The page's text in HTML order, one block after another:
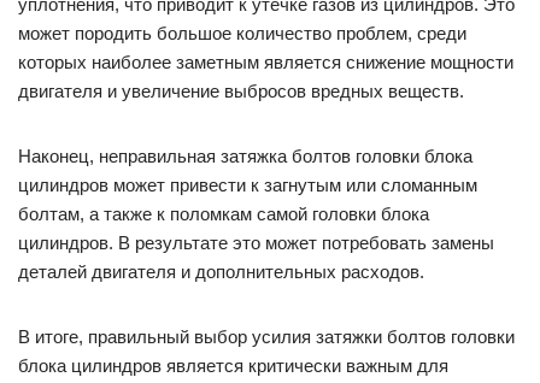
уплотнения, что приводит к утечке газов из цилиндров. Это
может породить большое количество проблем, среди
которых наиболее заметным является снижение мощности
двигателя и увеличение выбросов вредных веществ.
Наконец, неправильная затяжка болтов головки блока
цилиндров может привести к загнутым или сломанным
болтам, а также к поломкам самой головки блока
цилиндров. В результате это может потребовать замены
деталей двигателя и дополнительных расходов.
В итоге, правильный выбор усилия затяжки болтов головки
блока цилиндров является критически важным для